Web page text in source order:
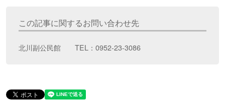
この記事に関するお問い合わせ先
北川副公民館 TEL：0952-23-3086